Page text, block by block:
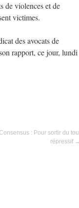
de violences et de
victimes.
des avocats de
rapport, ce jour, lundi
: Pour sortir du
répressif →